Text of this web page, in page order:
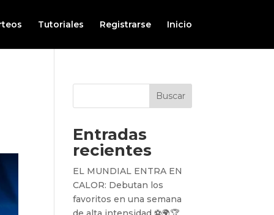
Tutoriales Registrarse Inicio
Buscar
Entradas
recientes
EL MUNDIAL ENTRA EN
CALOR: Debutan los
favoritos en una semana